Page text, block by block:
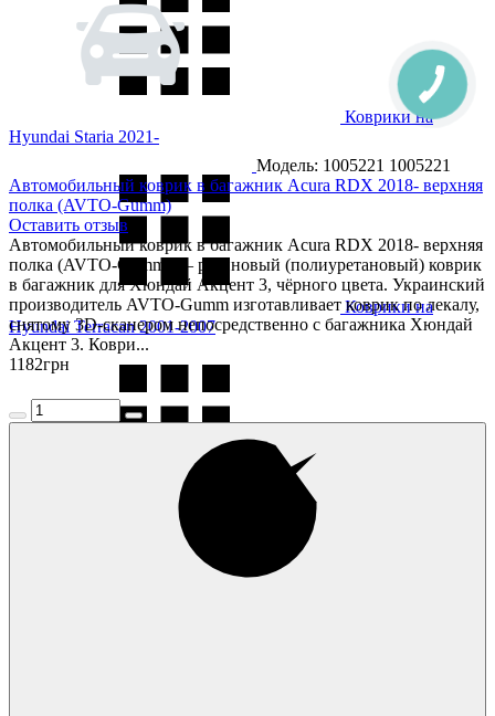
Коврики на
Hyundai Staria 2021-
Коврики на
Hyundai Terracan 2001-2007
Модель: 1005221 1005221
Автомобильный коврик в багажник Acura RDX 2018- верхняя
полка (AVTO-Gumm)
Оставить отзыв
Автомобильный коврик в багажник Acura RDX 2018- верхняя
полка (AVTO-Gumm) — резиновый (полиуретановый) коврик
в багажник для Хюндай Акцент 3, чёрного цвета. Украинский
производитель AVTO-Gumm изготавливает коврик по лекалу,
снятому 3D-сканером непосредственно с багажника Хюндай
Акцент 3. Коври...
1182грн